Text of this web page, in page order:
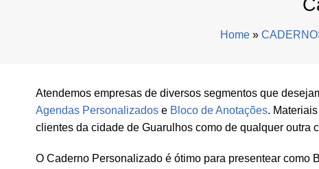
Home »
Atendemos empresas de diversos segmentos que
Agendas Personalizados e Bloco de Anotações.
clientes da cidade de Guarulhos como de qualquer outra
O Caderno Personalizado é ótimo para presentear como